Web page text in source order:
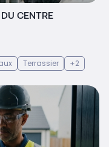
CENTRE
Terrassier +2